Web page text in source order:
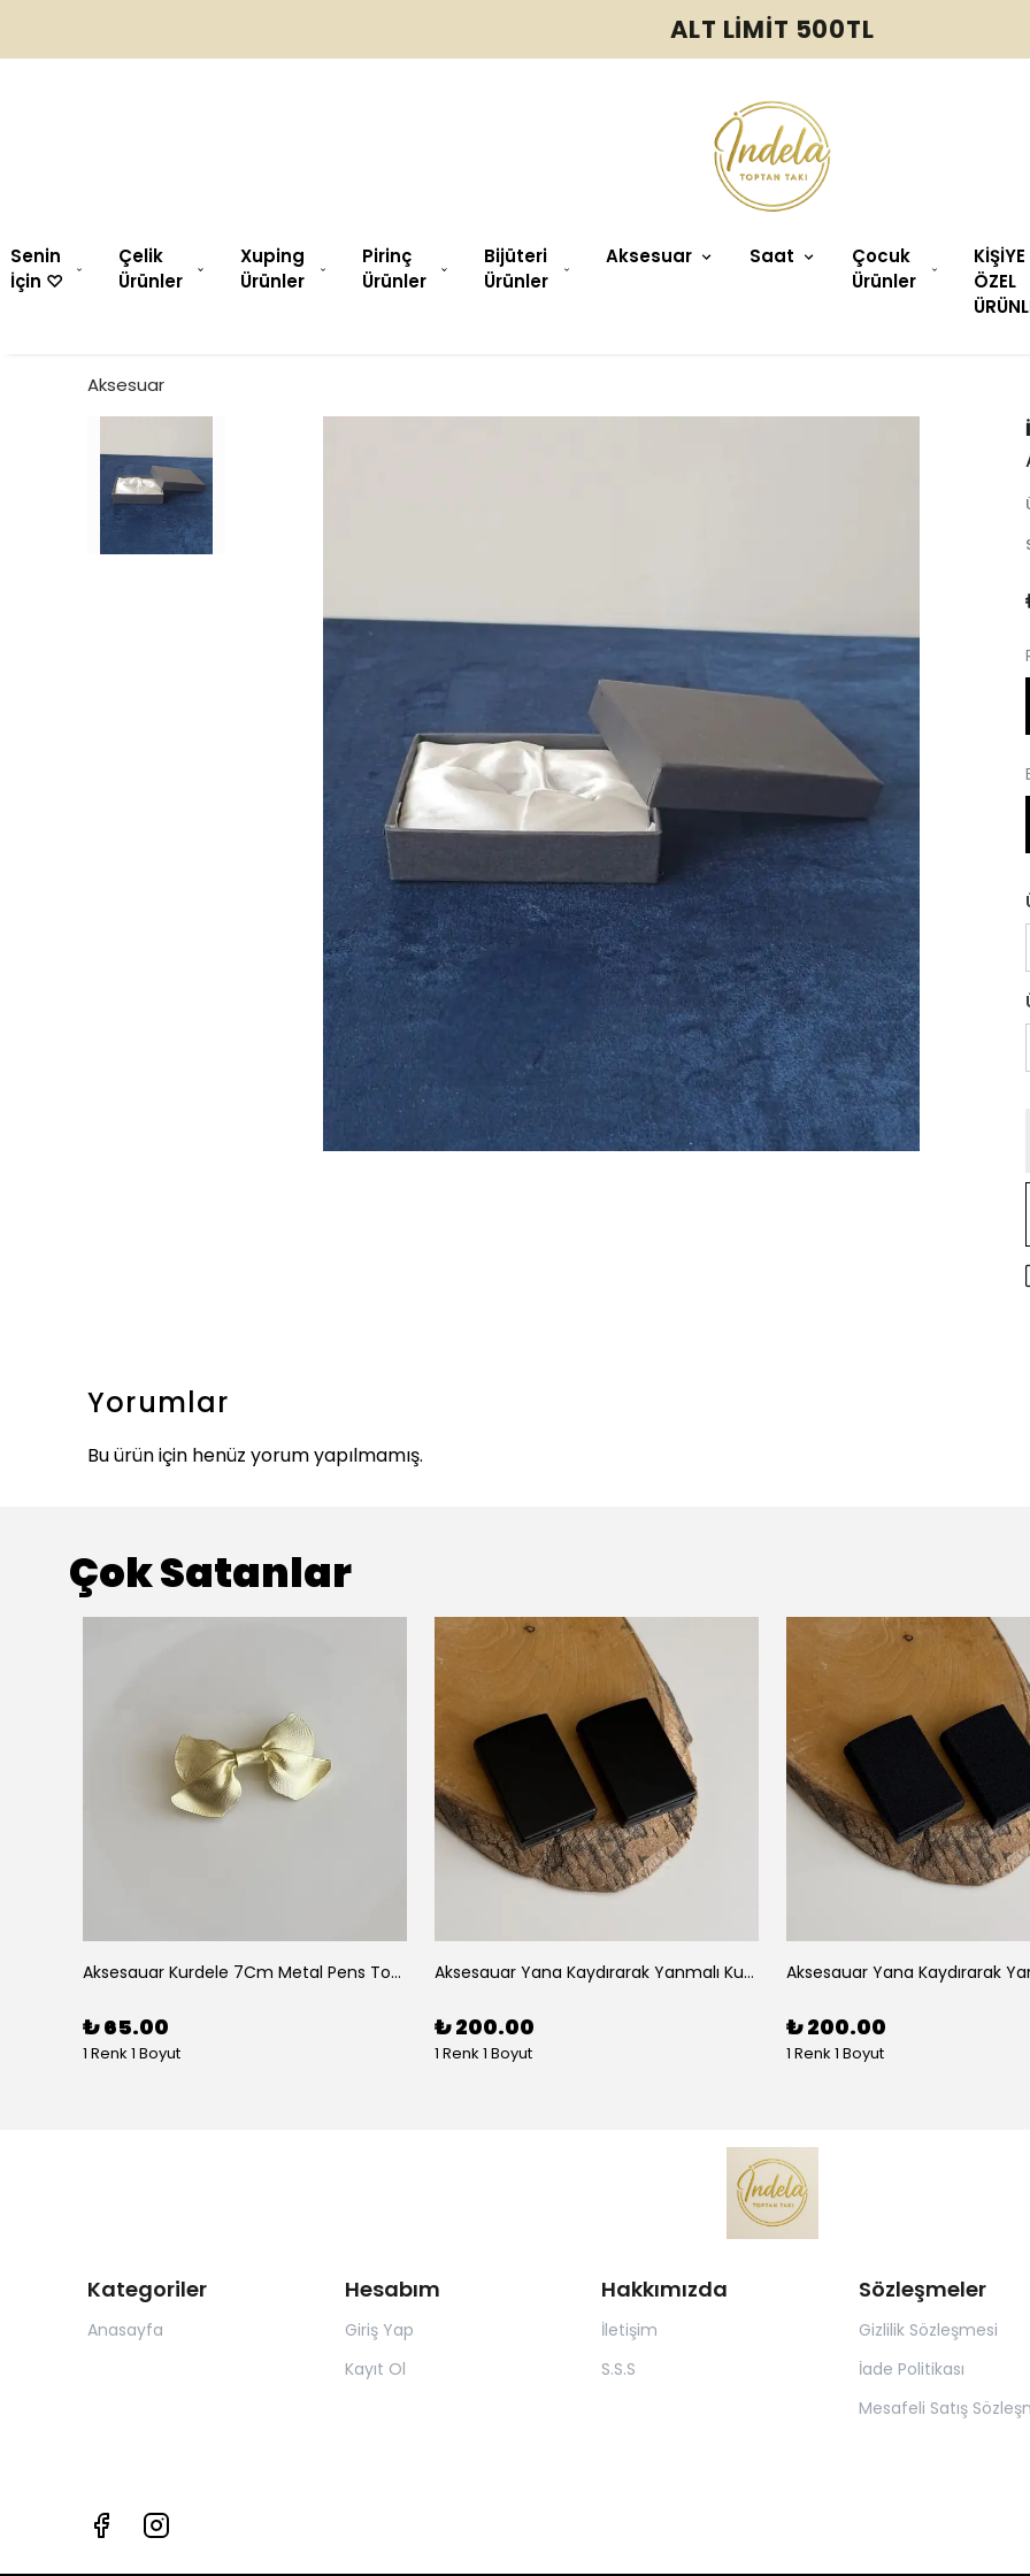
ALT LİMİT 500TL
Senin
İçin ♡︎
Çelik
Ürünler
Xuping
Ürünler
Pirinç
Ürünler
Bijüteri
Ürünler
Aksesuar Saat
Çocuk
Ürünler
KİŞİYE
ÖZEL
Aksesuar
Yorumlar
Bu ürün için henüz yorum yapılmamış.
Çok Satanlar
Aksesauar Kurdele 7Cm Metal Pens Toka
₺ 65.00
1 Renk 1 Boyut
Aksesauar Yana Kaydırarak Yanmalı Kum Siyah Çakmak
₺ 200.00
1 Renk 1 Boyut
₺ 200.00
1 Renk 1 Boyut
Kategoriler
Anasayfa
Hesabım
Giriş Yap
Kayıt Ol
Hakkımızda
İletişim
S.S.S
Sözleşmeler
Gizlilik Sözleşmesi
İade Politikası
Mesafeli Satış